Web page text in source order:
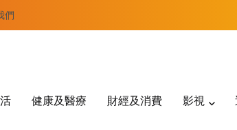
們
健康及醫療 財經及消費 影視